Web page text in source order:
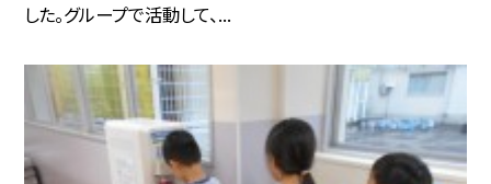
した。グループで活動して、...